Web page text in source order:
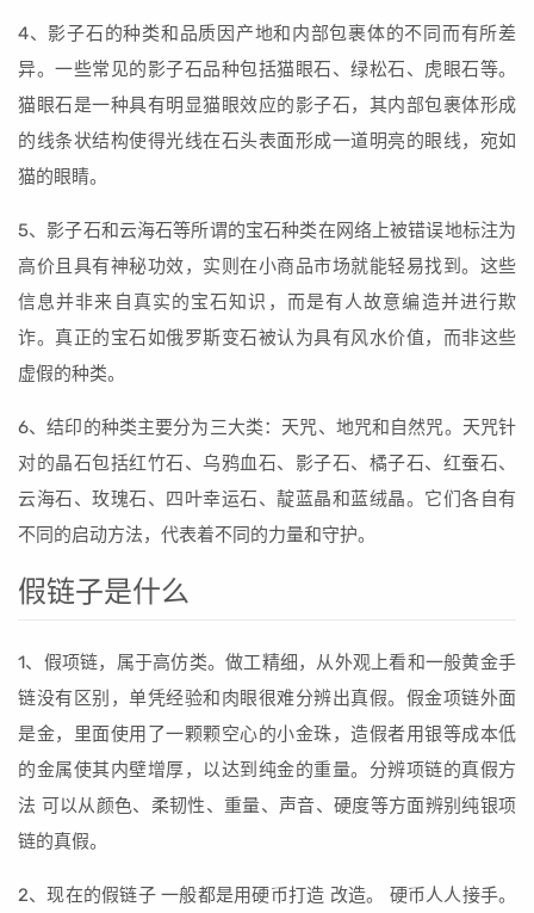
4、影子石的种类和品质因产地和内部包裹体的不同而有所差
异。一些常见的影子石品种包括猫眼石、绿松石、虎眼石等。
猫眼石是一种具有明显猫眼效应的影子石，其内部包裹体形成
的线条状结构使得光线在石头表面形成一道明亮的眼线，宛如
猫的眼睛。
5、影子石和云海石等所谓的宝石种类在网络上被错误地标注为
高价且具有神秘功效，实则在小商品市场就能轻易找到。这些
信息并非来自真实的宝石知识，而是有人故意编造并进行欺
诈。真正的宝石如俄罗斯变石被认为具有风水价值，而非这些
虚假的种类。
6、结印的种类主要分为三大类：天咒、地咒和自然咒。天咒针
对的晶石包括红竹石、乌鸦血石、影子石、橘子石、红蚕石、
云海石、玫瑰石、四叶幸运石、靛蓝晶和蓝绒晶。它们各自有
不同的启动方法，代表着不同的力量和守护。
假链子是什么
1、假项链，属于高仿类。做工精细，从外观上看和一般黄金手
链没有区别，单凭经验和肉眼很难分辨出真假。假金项链外面
是金，里面使用了一颗颗空心的小金珠，造假者用银等成本低
的金属使其内壁增厚，以达到纯金的重量。分辨项链的真假方
法 可以从颜色、柔韧性、重量、声音、硬度等方面辨别纯银项
链的真假。
2、现在的假链子 一般都是用硬币打造 改造。 硬币人人接手。